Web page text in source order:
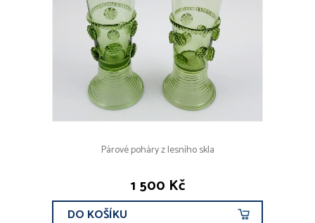
Párové poháry z lesního skla
1 500 Kč
DO KOŠÍKU